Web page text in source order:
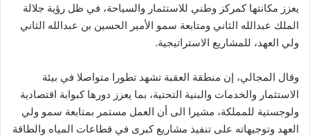
يعزز مكانتها كمركز وطني للاستثمار والسياحة، في ظل رؤية جلالة
الملك عبدالله الثاني ومتابعة سمو الأمير الحسين بن عبدالله الثاني
ولي العهد، للمشاريع الاستراتيجية.
وقال المجالي، إن منطقة العقبة تشهد تطورا متواصلا في بيئة
الاستثمار والخدمات والبنية التحتية، بما يعزز دورها كبوابة اقتصادية
ولوجستية للمملكة، مشيرا الى أن العمل مستمر بمتابعة سمو ولي
العهد وتوجيهاته على تنفيذ مشاريع كبرى في قطاعات المياه والطاقة